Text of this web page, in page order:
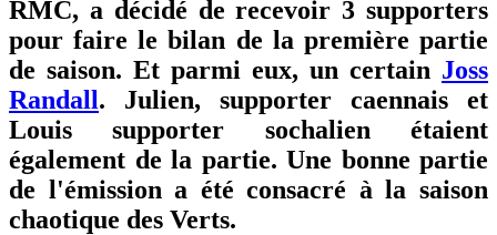
RMC, a décidé de recevoir 3 supporters
pour faire le bilan de la première partie
de saison. Et parmi eux, un certain Joss
Randall. Julien, supporter caennais et
Louis supporter sochalien étaient
également de la partie. Une bonne partie
de l'émission a été consacré à la saison
chaotique des Verts.